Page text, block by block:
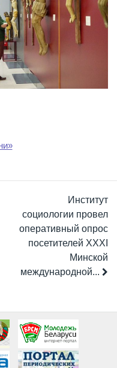
Институт
социологии провел
оперативный опрос
посетителей XXХI
Минской
международной...